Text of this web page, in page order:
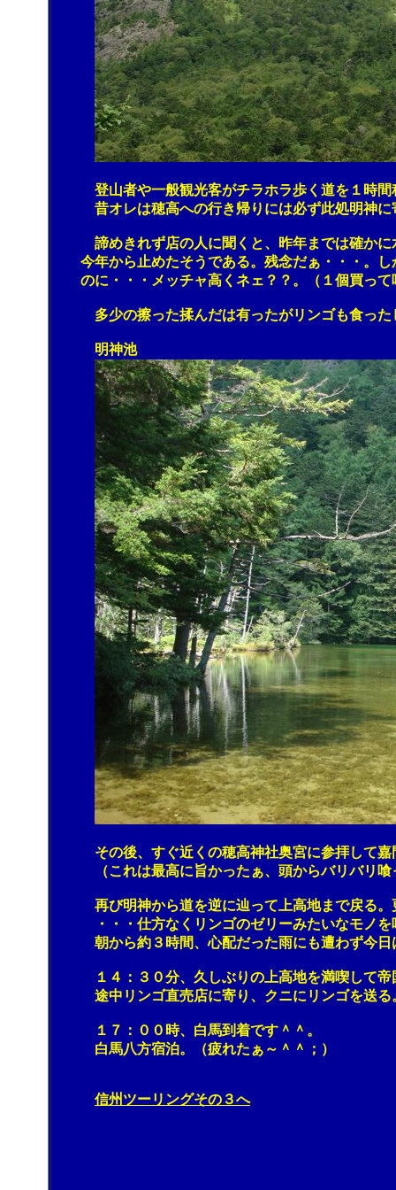
登山者や一般観光客がチラホラ歩く道を１時間程
昔オレは穂高への行き帰りには必ず此処明神に寄
諦めきれず店の人に聞くと、昨年までは確かに水
今年から止めたそうである。残念だぁ・・・。し
のに・・・メッチャ高くネェ？？。（１個買って
多少の擦った揉んだは有ったがリンゴも食ったし
明神池
その後、すぐ近くの穂高神社奥宮に参拝して嘉
（これは最高に旨かったぁ、頭からバリバリ喰
再び明神から道を逆に辿って上高地まで戻る。更
・・・仕方なくリンゴのゼリーみたいなモノを喰
朝から約３時間、心配だった雨にも遭わず今日
１４：３０分、久しぶりの上高地を満喫して帝国
途中リンゴ直売店に寄り、クニにリンゴを送る
１７：００時、白馬到着です＾＾。
白馬八方宿泊。（疲れたぁ～＾＾；）
信州ツーリングその３へ